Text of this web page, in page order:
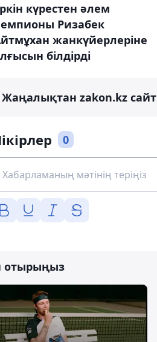
күрестен әлем
Ризабек
жанкүйерлеріне
білдірді
Жаңалықтан zakon.kz
0
отырыңыз